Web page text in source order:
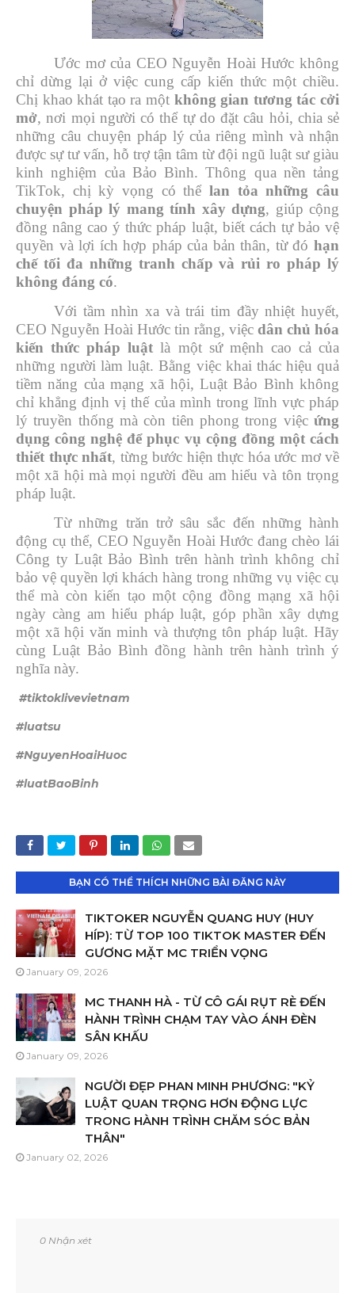
Ước mơ của CEO Nguyễn Hoài Hước không
chỉ dừng lại ở việc cung cấp kiến thức một chiều.
Chị khao khát tạo ra một không gian tương tác cởi
mở, nơi mọi người có thể tự do đặt câu hỏi, chia sẻ
những câu chuyện pháp lý của riêng mình và nhận
được sự tư vấn, hỗ trợ tận tâm từ đội ngũ luật sư giàu
kinh nghiệm của Bảo Bình. Thông qua nền tảng
TikTok, chị kỳ vọng có thể lan tỏa những câu
chuyện pháp lý mang tính xây dựng, giúp cộng
đồng nâng cao ý thức pháp luật, biết cách tự bảo vệ
quyền và lợi ích hợp pháp của bản thân, từ đó hạn
chế tối đa những tranh chấp và rủi ro pháp lý
không đáng có.
Với tầm nhìn xa và trái tim đầy nhiệt huyết,
CEO Nguyễn Hoài Hước tin rằng, việc dân chủ hóa
kiến thức pháp luật là một sứ mệnh cao cả của
những người làm luật. Bằng việc khai thác hiệu quả
tiềm năng của mạng xã hội, Luật Bảo Bình không
chỉ khẳng định vị thế của mình trong lĩnh vực pháp
lý truyền thống mà còn tiên phong trong việc ứng
dụng công nghệ để phục vụ cộng đồng một cách
thiết thực nhất, từng bước hiện thực hóa ước mơ về
một xã hội mà mọi người đều am hiểu và tôn trọng
pháp luật.
Từ những trăn trở sâu sắc đến những hành
động cụ thể, CEO Nguyễn Hoài Hước đang chèo lái
Công ty Luật Bảo Bình trên hành trình không chỉ
bảo vệ quyền lợi khách hàng trong những vụ việc cụ
thể mà còn kiến tạo một cộng đồng mạng xã hội
ngày càng am hiểu pháp luật, góp phần xây dựng
một xã hội văn minh và thượng tôn pháp luật. Hãy
cùng Luật Bảo Bình đồng hành trên hành trình ý
nghĩa này.
#tiktoklivevietnam
#luatsu
#NguyenHoaiHuoc
#luatBaoBinh
BẠN CÓ THỂ THÍCH NHỮNG BÀI ĐĂNG NÀY
TIKTOKER NGUYỄN QUANG HUY (HUY
HÍP): TỪ TOP 100 TIKTOK MASTER ĐẾN
GƯƠNG MẶT MC TRIỂN VỌNG
January 09, 2026
MC THANH HÀ - TỪ CÔ GÁI RỤT RÈ ĐẾN
HÀNH TRÌNH CHẠM TAY VÀO ÁNH ĐÈN
SÂN KHẤU
January 09, 2026
NGƯỜI ĐẸP PHAN MINH PHƯƠNG: "KỶ
LUẬT QUAN TRỌNG HƠN ĐỘNG LỰC
TRONG HÀNH TRÌNH CHĂM SÓC BẢN
THÂN"
January 02, 2026
0 Nhận xét